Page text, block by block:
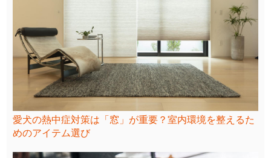
愛犬の熱中症対策は「窓」が重要？室内環境を整えるた
めのアイテム選び